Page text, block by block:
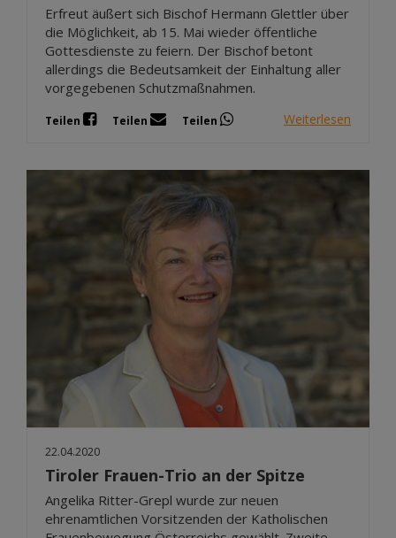
Erfreut äußert sich Bischof Hermann Glettler über
die Möglichkeit, ab 15. Mai wieder öffentliche
Gottesdienste zu feiern. Der Bischof betont
allerdings die Bedeutsamkeit der Einhaltung aller
vorgegebenen Schutzmaßnahmen.
Teilen Teilen Teilen Weiterlesen
22.04.2020
Tiroler Frauen-Trio an der Spitze
Angelika Ritter-Grepl wurde zur neuen
ehrenamtlichen Vorsitzenden der Katholischen